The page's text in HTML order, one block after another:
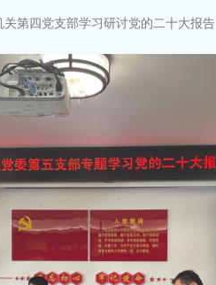
关第四党支部学习研讨党的二十大报告